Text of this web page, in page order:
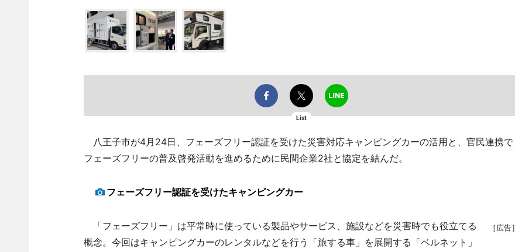
List
八王子市が4月24日、フェーズフリー認証を受けた災害対応キャンピングカーの活用と、官民連携で
フェーズフリーの普及啓発活動を進めるために民間企業2社と協定を結んだ。
フェーズフリー認証を受けたキャンピングカー
［広告］
「フェーズフリー」は平常時に使っている製品やサービス、施設などを災害時でも役立てる
概念。今回はキャンピングカーのレンタルなどを行う「旅する車」を展開する「ベルネット」